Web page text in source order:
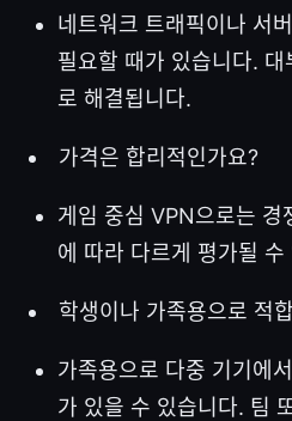
네트워크 트래픽이나 서
필요할 때가 있습니다.
로 해결됩니다.
가격은 합리적인가요?
게임 중심 VPN으로는 경
에 따라 다르게 평가될 수
학생이나 가족용으로 적
가족용으로 다중 기기에
가 있을 수 있습니다. 팀